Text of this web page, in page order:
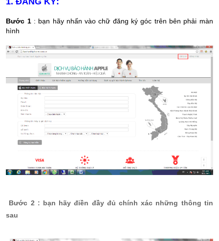
Bước 1: bạn hãy nhấn vào chữ đăng ký góc trên bên phải màn
hình
Bước 2 : bạn hãy điền đầy đủ chính xác những thông tin
sau